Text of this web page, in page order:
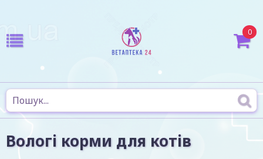
0
Вологі корми для котів